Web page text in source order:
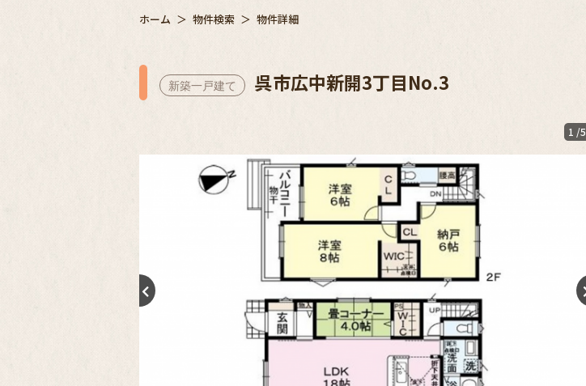
ホーム 物件検索 物件詳細
新築一戸建て 呉市広中新開3丁目No.3
1 /5